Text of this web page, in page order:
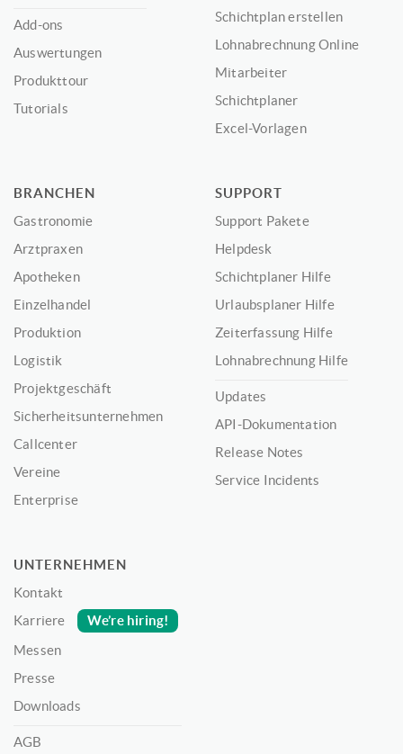
Add-ons
Auswertungen
Produkttour
Tutorials
Schichtplan erstellen
Lohnabrechnung Online
Mitarbeiter
Schichtplaner
Excel-Vorlagen
BRANCHEN
Gastronomie
Arztpraxen
Apotheken
Einzelhandel
Produktion
Logistik
Projektgeschäft
Sicherheitsunternehmen
Callcenter
Vereine
Enterprise
SUPPORT
Support Pakete
Helpdesk
Schichtplaner Hilfe
Urlaubsplaner Hilfe
Zeiterfassung Hilfe
Lohnabrechnung Hilfe
Updates
API-Dokumentation
Release Notes
Service Incidents
UNTERNEHMEN
Kontakt
Karriere
We’re hiring!
Messen
Presse
Downloads
AGB